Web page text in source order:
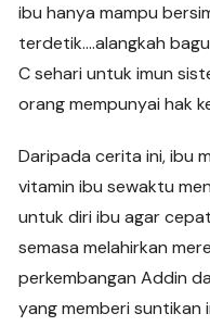
ibu hanya mampu
terdetik….alangkah
C sehari untuk imun
orang mempunyai hak
Daripada cerita ini, ibu
vitamin ibu sewaktu
untuk diri ibu agar
semasa melahirkan
perkembangan Addin
yang memberi suntikan